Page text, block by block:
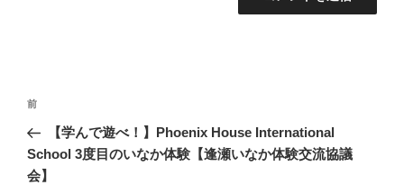
投
ナ
ビ
前
の
投
稿
前
【学んで遊べ！】Phoenix House International
School 3度目のいなか体験【逢瀬いなか体験交流協議
会】